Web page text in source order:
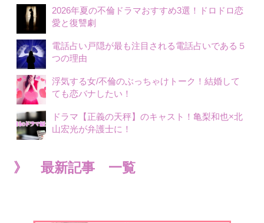
2026年夏の不倫ドラマおすすめ3選！ドロドロ恋
愛と復讐劇
電話占い戸隠が最も注目される電話占いである５
つの理由
浮気する女/不倫のぶっちゃけトーク！結婚して
ても恋バナしたい！
ドラマ【正義の天秤】のキャスト！亀梨和也×北
山宏光が弁護士に！
》 最新記事 一覧